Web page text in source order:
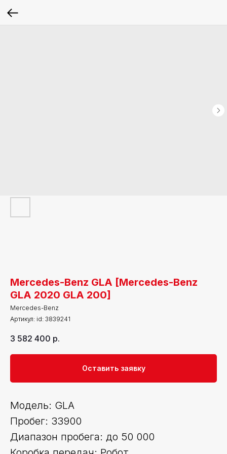
Mercedes-Benz GLA [Mercedes-Benz
GLA 2020 GLA 200]
Mercedes-Benz
Артикул: id: 3839241
3 582 400 р.
Оставить заявку
Модель: GLA
Пробег: 33900
Диапазон пробега: до 50 000